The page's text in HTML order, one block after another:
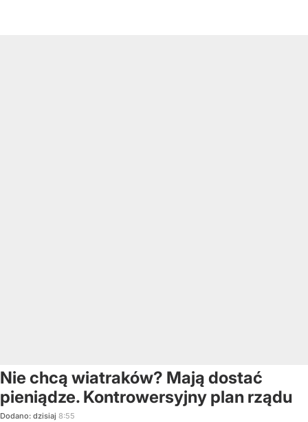
Nie chcą wiatraków? Mają dostać
pieniądze. Kontrowersyjny plan rządu
Dodano: dzisiaj 8:55